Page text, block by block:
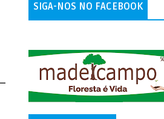
SIGA-NOS NO FACEBOOK